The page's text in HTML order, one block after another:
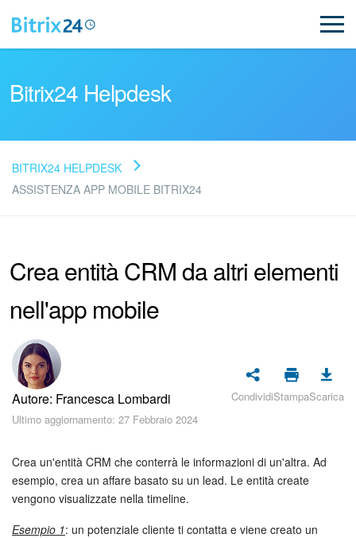
Leggi le domande frequenti
Supporto Bitrix24
Registrazione e accesso
Piani e pagamento
Sicurezza in Bitrix24
CoPilot: IA in Bitrix24
Bitrix24 Helpdesk
BITRIX24 HELPDESK
ASSISTENZA APP MOBILE BITRIX24
Crea entità CRM da altri elementi
nell'app mobile
Autore: Francesca Lombardi
Ultimo aggiornamento: 27 Febbraio 2024
CondividiStampaScarica
Crea un'entità CRM che conterrà le informazioni di un'altra. Ad
esempio, crea un affare basato su un lead. Le entità create
vengono visualizzate nella timeline.
Esempio 1: un potenziale cliente ti contatta e viene creato un